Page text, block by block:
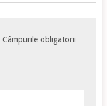
Câmpurile obligatorii